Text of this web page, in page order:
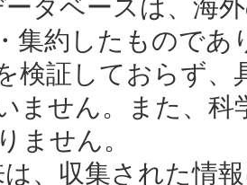
タベースは、海
集約したものであ
検証しておらず、
ません。また、
ません。
、収集された情